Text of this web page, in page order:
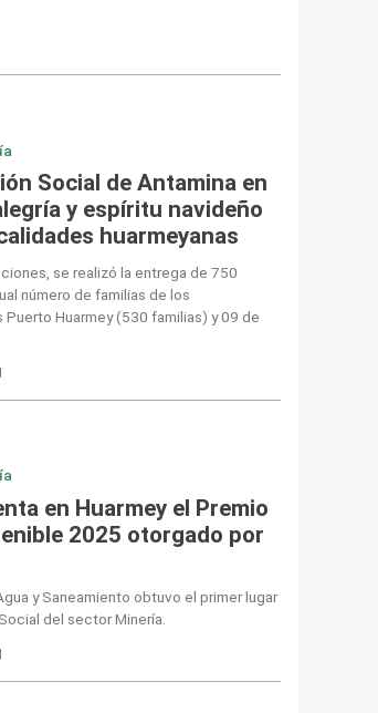
Social de Antamina en
y espíritu navideño
huarmeyanas
se realizó la entrega de 750
número de familias de los
Huarmey (530 familias) y 09 de
en Huarmey el Premio
2025 otorgado por
y Saneamiento obtuvo el primer lugar
del sector Minería.